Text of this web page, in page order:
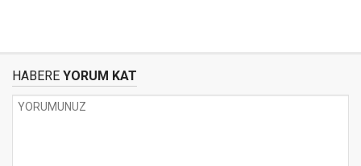
HABERE YORUM KAT